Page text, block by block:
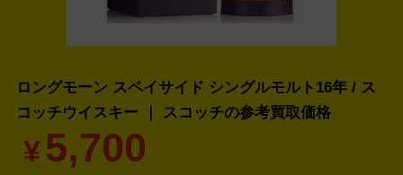
ロングモーン スペイサイド シングルモルト16年 / ス
コッチウイスキー ｜ スコッチの参考買取価格
¥5,700